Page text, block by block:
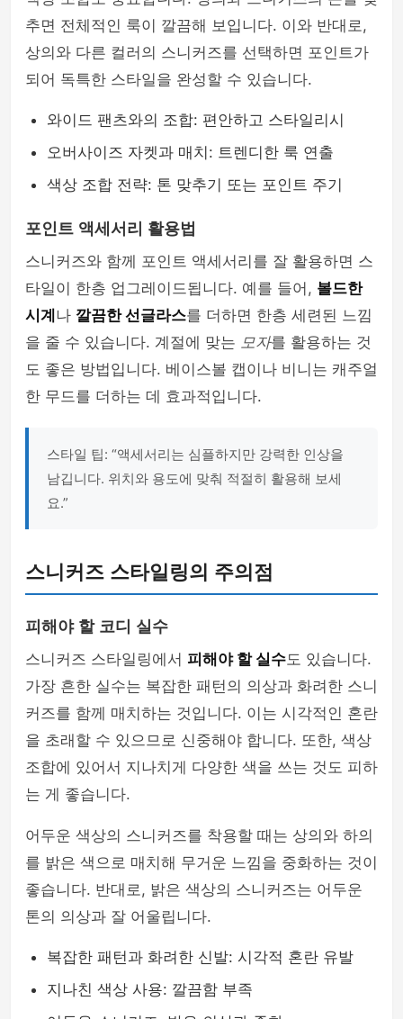
추면 전체적인 룩이 깔끔해 보입니다. 이와 반대로,
상의와 다른 컬러의 스니커즈를 선택하면 포인트가
되어 독특한 스타일을 완성할 수 있습니다.
와이드 팬츠와의 조합: 편안하고 스타일리시
오버사이즈 자켓과 매치: 트렌디한 룩 연출
색상 조합 전략: 톤 맞추기 또는 포인트 주기
포인트 액세서리 활용법
스니커즈와 함께 포인트 액세서리를 잘 활용하면 스
타일이 한층 업그레이드됩니다. 예를 들어, 볼드한
시계 나 깔끔한 선글라스를 더하면 한층 세련된 느낌
을 줄 수 있습니다. 계절에 맞는 모자를 활용하는 것
도 좋은 방법입니다. 베이스볼 캡이나 비니는 캐주얼
한 무드를 더하는 데 효과적입니다.
스타일 팁: “액세서리는 심플하지만 강력한 인상을
남깁니다. 위치와 용도에 맞춰 적절히 활용해 보세
요.”
스니커즈 스타일링의 주의점
피해야 할 코디 실수
스니커즈 스타일링에서 피해야 할 실수도 있습니다.
가장 흔한 실수는 복잡한 패턴의 의상과 화려한 스니
커즈를 함께 매치하는 것입니다. 이는 시각적인 혼란
을 초래할 수 있으므로 신중해야 합니다. 또한, 색상
조합에 있어서 지나치게 다양한 색을 쓰는 것도 피하
는 게 좋습니다.
어두운 색상의 스니커즈를 착용할 때는 상의와 하의
를 밝은 색으로 매치해 무거운 느낌을 중화하는 것이
좋습니다. 반대로, 밝은 색상의 스니커즈는 어두운
톤의 의상과 잘 어울립니다.
복잡한 패턴과 화려한 신발: 시각적 혼란 유발
지나친 색상 사용: 깔끔함 부족